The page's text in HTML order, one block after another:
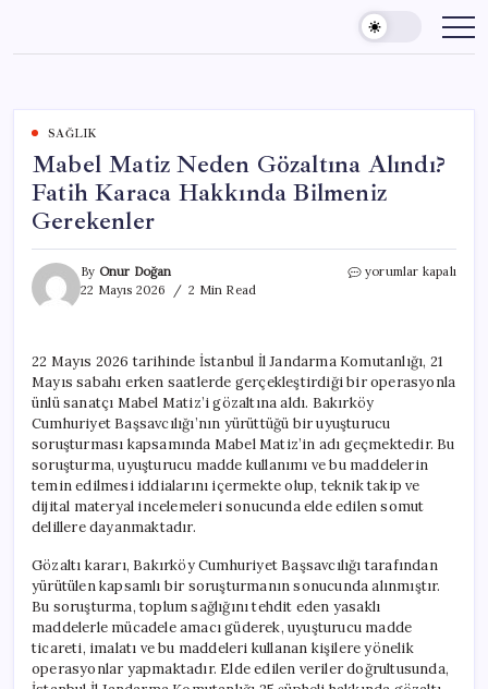
content
SAĞLIK
Mabel Matiz Neden Gözaltına Alındı?
Fatih Karaca Hakkında Bilmeniz
Gerekenler
By Onur Doğan
22 Mayıs 2026
2 Min Read
Mabel
Fatih
Karaca
Hakkında
Bilmeniz
Gerekenler
için
yorumlar kapalı
22 Mayıs 2026 tarihinde İstanbul İl Jandarma Komutanlığı, 21
Mayıs sabahı erken saatlerde gerçekleştirdiği bir operasyonla
ünlü sanatçı Mabel Matiz’i gözaltına aldı. Bakırköy
Cumhuriyet Başsavcılığı’nın yürüttüğü bir uyuşturucu
soruşturması kapsamında Mabel Matiz’in adı geçmektedir. Bu
soruşturma, uyuşturucu madde kullanımı ve bu maddelerin
temin edilmesi iddialarını içermekte olup, teknik takip ve
dijital materyal incelemeleri sonucunda elde edilen somut
delillere dayanmaktadır.
Gözaltı kararı, Bakırköy Cumhuriyet Başsavcılığı tarafından
yürütülen kapsamlı bir soruşturmanın sonucunda alınmıştır.
Bu soruşturma, toplum sağlığını tehdit eden yasaklı
maddelerle mücadele amacı güderek, uyuşturucu madde
ticareti, imalatı ve bu maddeleri kullanan kişilere yönelik
operasyonlar yapmaktadır. Elde edilen veriler doğrultusunda,